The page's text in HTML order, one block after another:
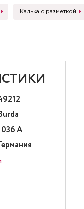
Калька с разметкой
A